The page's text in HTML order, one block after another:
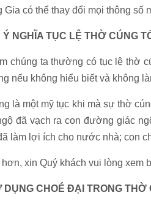
Gia có thể thay đổi mọi thông số
Ý NGHĨA TỤC LỆ THỜ CÚNG
chúng ta thường có tục lệ thờ
nếu không hiểu biết và không
là một mỹ tục khi mà sự thờ
đã vạch ra con đường giác
làm lợi ích cho nước nhà; con
xin Quý khách vui lòng xem
DỤNG CHOÉ ĐẠI TRONG THỜ